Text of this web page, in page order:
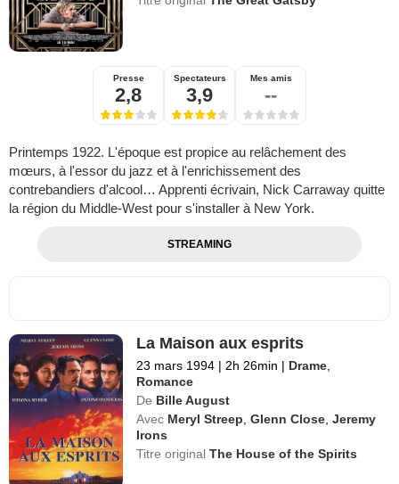
Presse
2,8
Spectateurs
3,9
Mes amis
--
Printemps 1922. L'époque est propice au relâchement des
mœurs, à l'essor du jazz et à l'enrichissement des
contrebandiers d'alcool… Apprenti écrivain, Nick Carraway quitte
la région du Middle-West pour s'installer à New York.
STREAMING
La Maison aux esprits
23 mars 1994 | 2h 26min | Drame
Romance
De Bille August
Avec Meryl Streep ,Glenn Close ,Jeremy
Irons
Titre originalThe House of the Spirits